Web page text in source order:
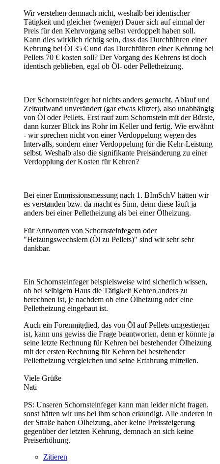
Wir verstehen demnach nicht, weshalb bei identischer
Tätigkeit und gleicher (weniger) Dauer sich auf einmal der
Preis für den Kehrvorgang selbst verdoppelt haben soll.
Kann dies wirklich richtig sein, dass das Durchführen einer
Kehrung bei Öl 35 € und das Durchführen einer Kehrung bei
Pellets 70 € kosten soll? Der Vorgang des Kehrens ist doch
identisch geblieben, egal ob Öl- oder Pelletheizung.
Der Schornsteinfeger hat nichts anders gemacht, Ablauf und
Zeitaufwand unverändert (gar etwas kürzer), also unabhängig
von Öl oder Pellets. Erst rauf zum Schornstein mit der Bürste,
dann kurzer Blick ins Rohr im Keller und fertig. Wie erwähnt
- wir sprechen nicht von einer Verdoppelung wegen des
Intervalls, sondern einer Verdoppelung für die Kehr-Leistung
selbst. Weshalb also die signifikante Preisänderung zu einer
Verdopplung der Kosten für Kehren?
Bei einer Emmissionsmessung nach 1. BImSchV hätten wir
es verstanden bzw. da macht es Sinn, denn diese läuft ja
anders bei einer Pelletheizung als bei einer Ölheizung.
Für Antworten von Schornsteinfegern oder
"Heizungswechslern (Öl zu Pellets)" sind wir sehr sehr
dankbar.
Ein Schornsteinfeger beispielsweise wird sicherlich wissen,
ob bei selbigem Haus die Tätigkeit Kehren anders zu
berechnen ist, je nachdem ob eine Ölheizung oder eine
Pelletheizung eingebaut ist.
Auch ein Forenmitglied, das von Öl auf Pellets umgestiegen
ist, kann uns gewiss die Frage beantworten, denn er könnte ja
seine letzte Rechnung für Kehren bei bestehender Ölheizung
mit der ersten Rechnung für Kehren bei bestehender
Pelletheizung vergleichen und seine Erfahrung mitteilen.
Viele Grüße
Nati
PS: Unseren Schornsteinfeger kann man leider nicht fragen,
sonst hätten wir uns bei ihm schon erkundigt. Alle anderen in
der Straße haben Ölheizung, aber keine Preissteigerung
gegenüber der letzten Kehrung, demnach an sich keine
Preiserhöhung.
Zitieren